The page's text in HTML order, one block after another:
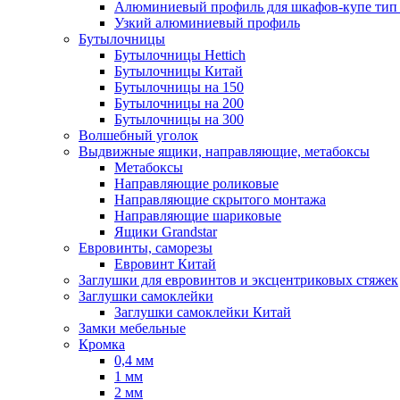
Алюминиевый профиль для шкафов-купе
Узкий алюминиевый профиль
Бутылочницы
Бутылочницы Hettich
Бутылочницы Китай
Бутылочницы на 150
Бутылочницы на 200
Бутылочницы на 300
Волшебный уголок
Выдвижные ящики, направляющие, метабоксы
Метабоксы
Направляющие роликовые
Направляющие скрытого монтажа
Направляющие шариковые
Ящики Grandstar
Евровинты, саморезы
Евровинт Китай
Заглушки для евровинтов и эксцентриковых стяжек
Заглушки самоклейки
Заглушки самоклейки Китай
Замки мебельные
Кромка
0,4 мм
1 мм
2 мм